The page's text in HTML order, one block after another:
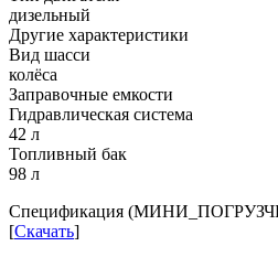
дизельный
Другие характеристики
Вид шасси
колёса
Заправочные емкости
Гидравлическая система
42 л
Топливный бак
98 л
Спецификация
[Скачать]